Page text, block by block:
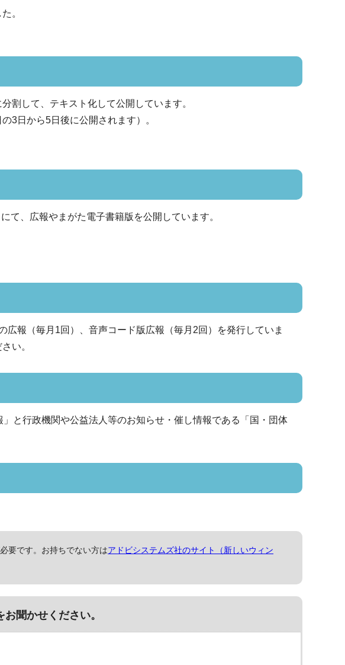
。
割して、テキスト化して公開しています。
3日から5日後に公開されます）。
て、広報やまがた電子書籍版を公開しています。
報（毎月1回）、音声コード版広報（毎月2回）を発行していま
い。
と行政機関や公益法人等のお知らせ・催し情報である「国・団体
要です。お持ちでない方はアドビシステムズ社のサイト（新しいウィン
聞かせください。